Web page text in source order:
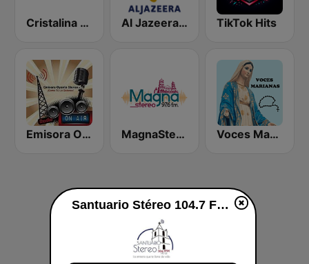
Cristalina Neiva Al Jazeera Arabic (قناة الجزيرة) TikTok Hits
Emisora Oyente Stereo MagnaStereo Voces Marianas
Santuario Stéreo 104.7 FM en vivo